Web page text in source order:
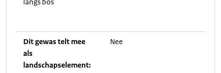
Dit gewas telt mee
als
landschapselement:
Nee